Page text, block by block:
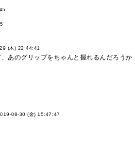
(木) 22:44:41
あのグリップをちゃんと握れるんだろうか
08-30 (金) 15:47:47